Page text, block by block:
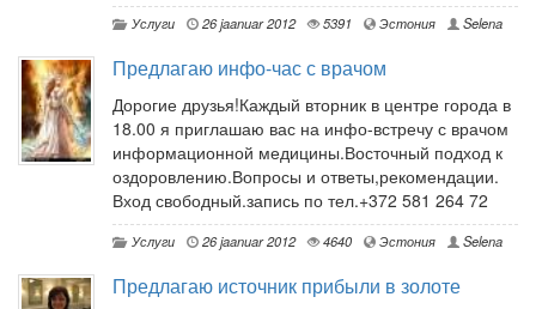
Услуги 26 jaanuar 2012 5391 Эстония Selena
Предлагаю инфо-час с врачом
Дорогие друзья!Каждый вторник в центре города в
18.00 я приглашаю вас на инфо-встречу с врачом
информационной медицины.Восточный подход к
оздоровлению.Вопросы и ответы,рекомендации.
Вход свободный.запись по тел.+372 581 264 72
Услуги 26 jaanuar 2012 4640 Эстония Selena
Предлагаю источник прибыли в золоте